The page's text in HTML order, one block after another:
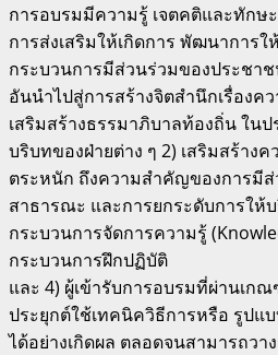
การอบรมมีความรู้ เจตคติและทักษ
การส่งเสริมให้เกิดการ พัฒนาการ
กระบวนการมีส่วนร่วมของประชาช
อันนำไปสู่การสร้างจิตสำนึกเรื่องค
เสริมสร้างธรรมาภิบาลท้องถิ่น ใน
บริบทของฝ่ายต่าง ๆ 2) เสริมสร้าง
ตระหนัก ถึงความสำคัญของการมีส่
สาธารณะ และการยกระดับการให้บ
กระบวนการจัดการความรู้
กระบวนการฝึกปฏิบัติ
และ 4) ผู้เข้ารับการอบรมที่ผ่านเก
ประยุกต์ใช้เทคนิควิธีการหรือ รูปแ
ได้อย่างเกิดผล ตลอดจนสามารถว